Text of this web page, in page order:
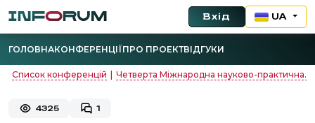
Вхід UA
ГОЛОВНАКОНФЕРЕНЦІЇПРО ПРОЕКТВІДГУКИ
Список конференцій Четверта Міжнародна науково-практична...
4325 1